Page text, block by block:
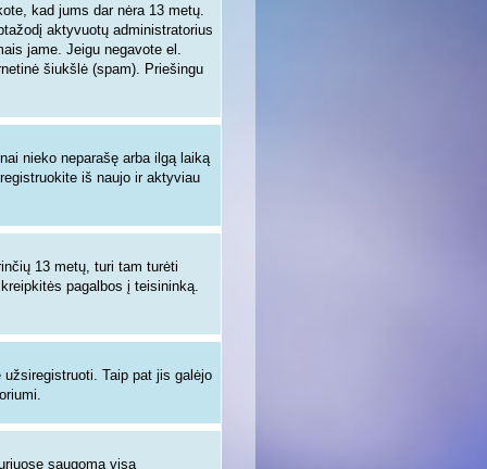
kad jums dar nėra 13 metų.
aktyvuotų administratorius
jame. Jeigu negavote el.
šiukšlė (spam). Priešingu
nieko neparašę arba ilgą laiką
iš naujo ir aktyviau
13 metų, turi tam turėti
pagalbos į teisininką.
Taip pat jis galėjo
saugoma visa